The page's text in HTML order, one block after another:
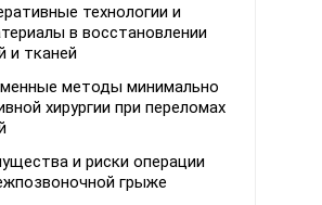
технологии и
в восстановлении
и тканей
методы минимально
хирургии при переломах
и риски операции
грыже